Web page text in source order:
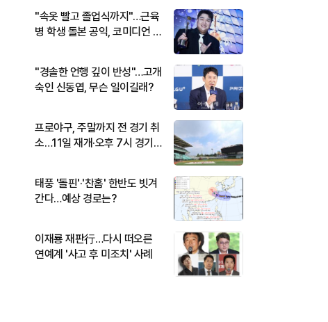
"속옷 빨고 졸업식까지"…근육
병 학생 돌본 공익, 코미디언 김
"경솔한 언행 깊이 반성"…고개
숙인 신동엽, 무슨 일이길래?
프로야구, 주말까지 전 경기 취
소…11일 재개·오후 7시 경기
태풍 '돌핀'·'찬홈' 한반도 빗겨
간다…예상 경로는?
이재룡 재판行…다시 떠오른
연예계 '사고 후 미조치' 사례